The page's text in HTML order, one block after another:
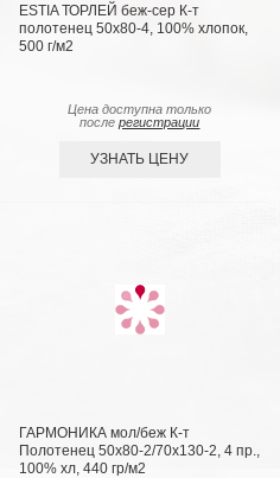
ESTIA ТОРЛЕЙ беж-сер К-т
полотенец 50х80-4, 100% хлопок,
500 г/м2
Цена доступна только
послерегистрации
УЗНАТЬ ЦЕНУ
ГАРМОНИКА мол/беж К-т
Полотенец 50х80-2/70х130-2, 4 пр.,
100% хл, 440 гр/м2